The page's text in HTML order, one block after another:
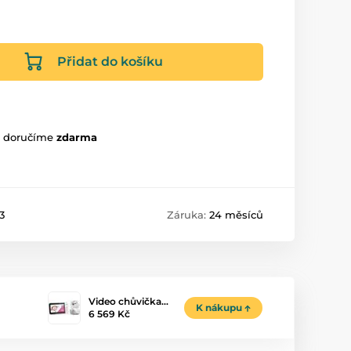
Přidat do košíku
doručíme zdarma
Záruka: 24 měsíců
Video chůvička…
6 569 Kč
K nákupu